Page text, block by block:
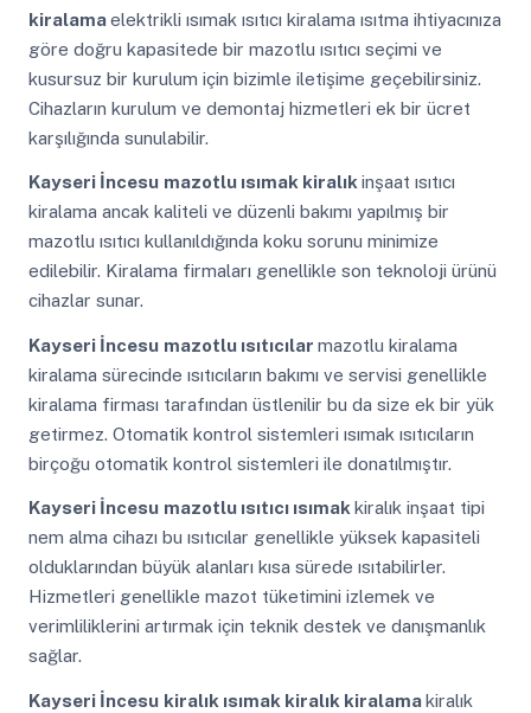
kiralamaelektrikli ısımak ısıtıcı kiralama ısıtma ihtiyacınıza
göre doğru kapasitede bir mazotlu ısıtıcı seçimi ve
kusursuz bir kurulum için bizimle iletişime geçebilirsiniz.
Cihazların kurulum ve demontaj hizmetleri ek bir ücret
karşılığında sunulabilir.
Kayseri İncesu mazotlu ısımak kiralık inşaat ısıtıcı
kiralama ancak kaliteli ve düzenli bakımı yapılmış bir
mazotlu ısıtıcı kullanıldığında koku sorunu minimize
edilebilir. Kiralama firmaları genellikle son teknoloji ürünü
cihazlar sunar.
Kayseri İncesu mazotlu ısıtıcılar mazotlu kiralama
kiralama sürecinde ısıtıcıların bakımı ve servisi genellikle
kiralama firması tarafından üstlenilir bu da size ek bir yük
getirmez. Otomatik kontrol sistemleri ısımak ısıtıcıların
birçoğu otomatik kontrol sistemleri ile donatılmıştır.
Kayseri İncesu mazotlu ısıtıcı ısımakkiralık inşaat tipi
nem alma cihazı bu ısıtıcılar genellikle yüksek kapasiteli
olduklarından büyük alanları kısa sürede ısıtabilirler.
Hizmetleri genellikle mazot tüketimini izlemek ve
verimliliklerini artırmak için teknik destek ve danışmanlık
sağlar.
Kayseri İncesu kiralık ısımak kiralık kiralamakiralık